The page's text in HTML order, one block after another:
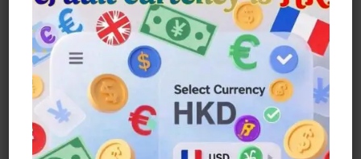
Earth系列 重磅登場！
兩款經典造型任選：
趴臉蟲：復刻電影標誌性寄生場景，細
節還原度爆表，恐怖美學拉滿！
異形幼蟲：流線型生物設計，金屬質感
外殼+細膩紋理，彷彿剛破殼的致命獵手！
尺寸規格：24*12*12 Cm（長寬高），
大小適中，無論陳列桌面或書架皆顯氣
勢。
無液體安全設計，燈光模組暗藏玄機！
七彩漸變/呼吸燈效自由切換，黑暗中自帶